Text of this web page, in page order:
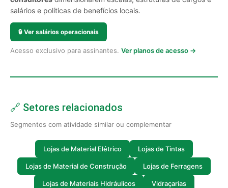
salários e políticas de benefícios locais.
🔒 Ver salários operacionais
Acesso exclusivo para assinantes. Ver planos de acesso →
🔗 Setores relacionados
Segmentos com atividade similar ou complementar
Lojas de Material Elétrico Lojas de Tintas
Lojas de Material de Construção Lojas de Ferragens
Lojas de Materiais Hidráulicos Vidraçarias